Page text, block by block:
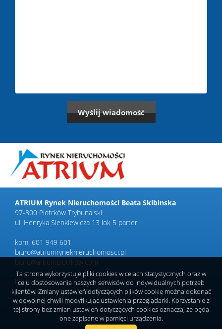
ATRIUM Rynek Nieruchomości Beata Skibinska
97-300 Piotrków Trybunalski
ul. Henryka Sienkiewicza 13 lok 5 parter
kom: 601 949 601
biuro@atriumryneknieruchomosci.pl
biuro@artiumpiotrkow.com
biuro czynne:
poniedziałek-piątek 9.00-17.00
sobota-spotkania umówione
Ta strona wykorzystuje pliki cookies w celach statystycznych oraz w
celu dostosowania naszych serwisów do indywidualnych potrzeb
klientów. Zmiany ustawień dotyczących plików cookie można dokonać
w dowolnej chwili modyfikując ustawienia przeglądarki. Korzystanie z
tej strony bez zmian ustawień dotyczących cookies oznacza, że będą
one zapisane w pamięci urządzenia.